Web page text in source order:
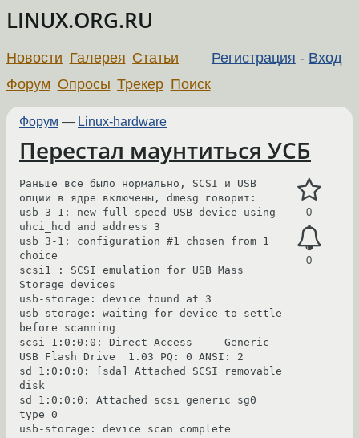
LINUX.ORG.RU
Регистрация - Вход
Новости Галерея Статьи
Форум Опросы Трекер Поиск
Форум — Linux-hardware
Перестал маунтиться УСБ
0
0
Раньше всё было нормально, SCSI и USB
опции в ядре включены, dmesg говорит:
usb 3-1: new full speed USB device using
uhci_hcd and address 3
usb 3-1: configuration #1 chosen from 1
choice
scsi1 : SCSI emulation for USB Mass
Storage devices
usb-storage: device found at 3
usb-storage: waiting for device to settle
before scanning
scsi 1:0:0:0: Direct-Access     Generic
USB Flash Drive  1.03 PQ: 0 ANSI: 2
sd 1:0:0:0: [sda] Attached SCSI removable
disk
sd 1:0:0:0: Attached scsi generic sg0
type 0
usb-storage: device scan complete